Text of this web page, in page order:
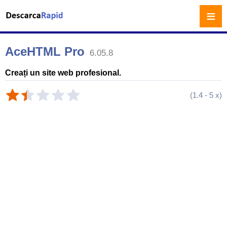
AceHTML Pro 6.05.8
Creați un site web profesional.
(1.4 - 5 x)
≡